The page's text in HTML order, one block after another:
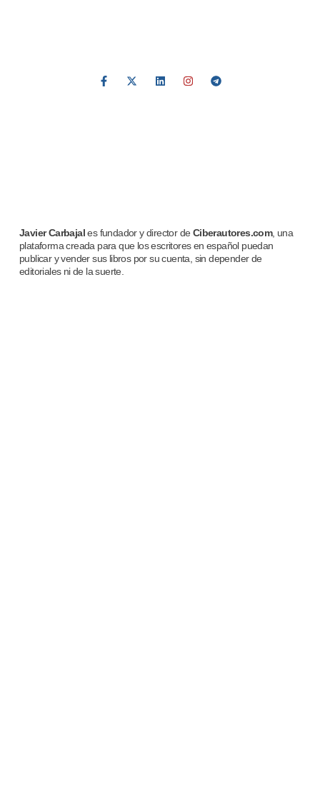
Javier Carbajales fundador y director de Ciberautores.com, una
plataforma creada para que los escritores en español puedan
publicar y vender sus libros por su cuenta, sin depender de
editoriales ni de la suerte.